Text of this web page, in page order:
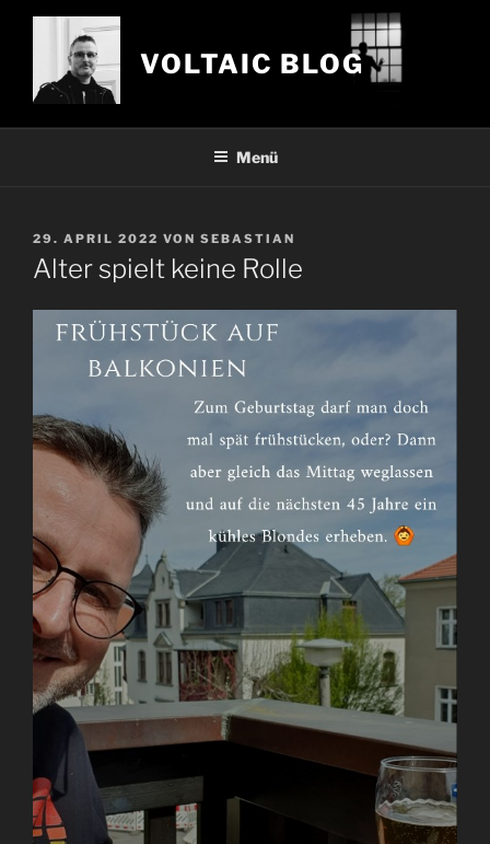
Zum
VOLTAIC BLOG
Menü
VERÖFFENTLICHT
AM
29. APRIL 2022 VON SEBASTIAN
Alter spielt keine Rolle